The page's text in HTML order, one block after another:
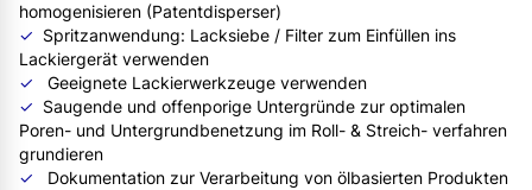
homogenisieren (Patentdisperser)
✓ Spritzanwendung: Lacksiebe / Filter zum Einfüllen ins
Lackiergerät verwenden
✓ Geeignete Lackierwerkzeuge verwenden
✓ Saugende und offenporige Untergründe zur optimalen
Poren- und Untergrundbenetzung im Roll- & Streich- verfahren
grundieren
✓ Dokumentation zur Verarbeitung von ölbasierten Produkten